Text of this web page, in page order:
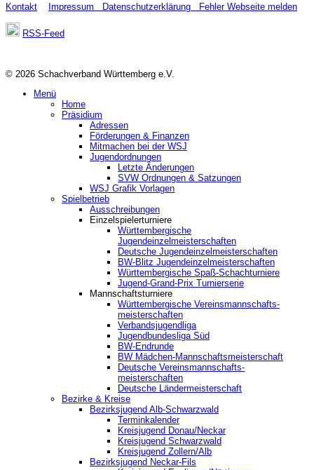
Kontakt Impressum Datenschutzerklärung Fehler Webseite melden
RSS-Feed
© 2026 Schachverband Württemberg e.V.
Menü
Home
Präsidium
Adressen
Förderungen & Finanzen
Mitmachen bei der WSJ
Jugendordnungen
Letzte Änderungen
SVW Ordnungen & Satzungen
WSJ Grafik Vorlagen
Spielbetrieb
Ausschreibungen
Einzelspielerturniere
Württembergische
Jugendeinzelmeisterschaften
Deutsche Jugendeinzelmeisterschaften
BW-Blitz Jugendeinzelmeisterschaften
Württembergische Spaß-Schachturniere
Jugend-Grand-Prix Turnierserie
Mannschaftsturniere
Württembergische Vereinsmannschafts-
meisterschaften
Verbandsjugendliga
Jugendbundesliga Süd
BW-Endrunde
BW Mädchen-Mannschaftsmeisterschaft
Deutsche Vereinsmannschafts-
meisterschaften
Deutsche Ländermeisterschaft
Bezirke & Kreise
Bezirksjugend Alb-Schwarzwald
Terminkalender
Kreisjugend Donau/Neckar
Kreisjugend Schwarzwald
Kreisjugend Zollern/Alb
Bezirksjugend Neckar-Fils